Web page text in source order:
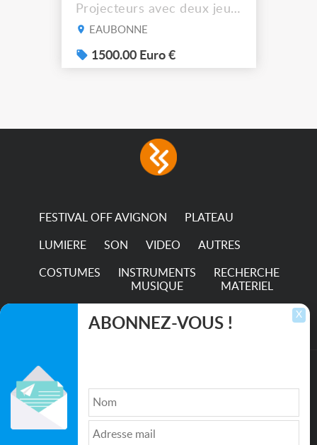
Projecteurs avec deux jeux
de filtre filtre Lustr Selador
system – seven colour
LEDs providing the
consumption The
permanence of a 50,000-
EAUBONNE
1500.00 Euro €
FESTIVAL OFF AVIGNON PLATEAU
LUMIERE SON VIDEO AUTRES
COSTUMES
INSTRUMENTS
MUSIQUE
RECHERCHE
MATERIEL
TRANSPORTS
Qui sommes nous ?| Médias
X
ABONNEZ-VOUS !